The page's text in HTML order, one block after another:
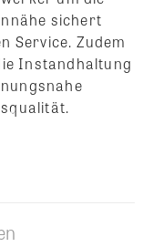
sichert
Service. Zudem
Instandhaltung